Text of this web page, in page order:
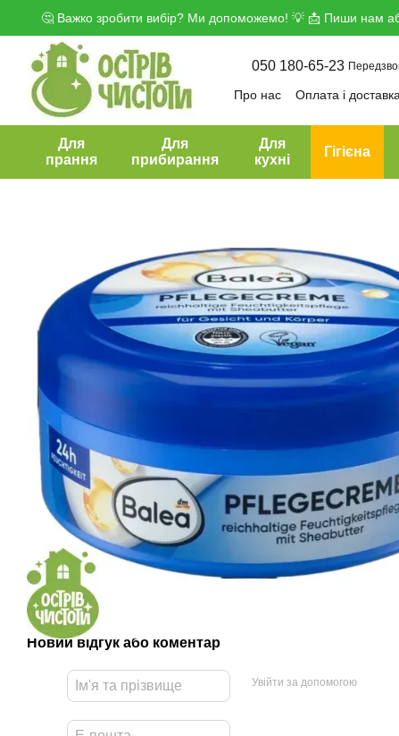
Перейти до основного контенту
🤔 Важко зробити вибір? Ми допоможемо! 💡 📩 Пиши нам
050 180-65-23
Про нас Оплата і доставка
Для
прання
Для
прибирання
Для
кухні
Гігієна
Новий відгук або коментар
Увійти за допомогою